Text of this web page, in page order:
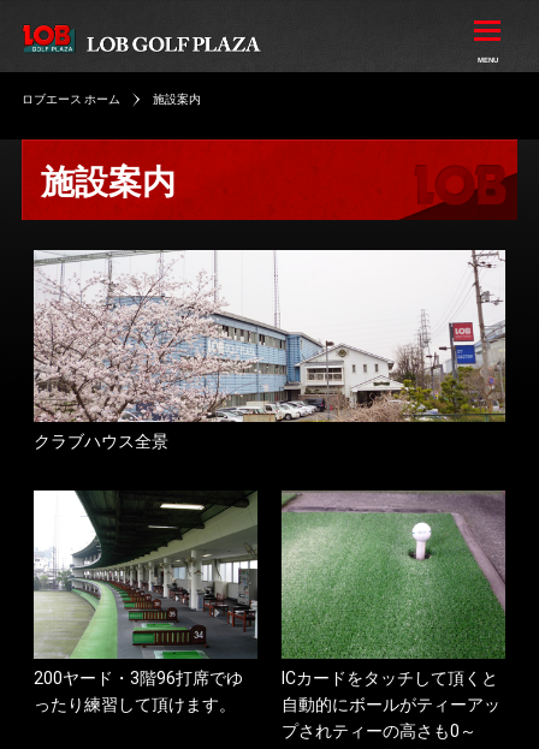
ロブエース ホーム 施設案内
施設案内
クラブハウス全景
200ヤード・3階96打席でゆ
ったり練習して頂けます。
ICカードをタッチして頂くと
自動的にボールがティーアッ
プされティーの高さも0～